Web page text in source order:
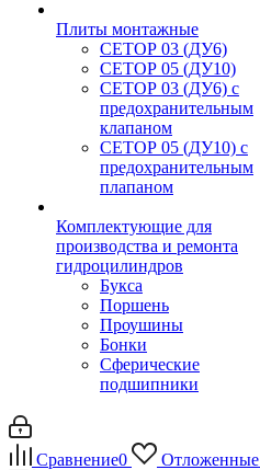
Плиты монтажные
CЕТОР 03 (ДУ6)
CЕТОР 05 (ДУ10)
CЕТОР 03 (ДУ6) с
предохранительным
клапаном
CЕТОР 05 (ДУ10) с
предохранительным
плапаном
Комплектующие для
производства и ремонта
гидроцилиндров
Букса
Поршень
Проушины
Бонки
Сферические
подшипники
Сравнение0 Отложенные